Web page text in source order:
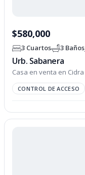
$580,000
3 Cuartos 3 Baños
Urb. Sabanera
Casa en venta en Cidra
CONTROL DE ACCESO